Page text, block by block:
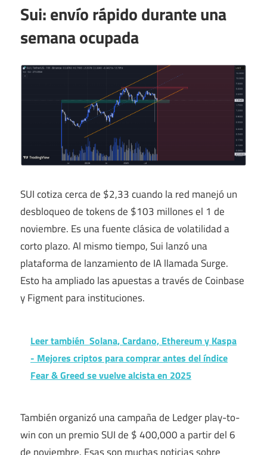
Sui: envío rápido durante una
semana ocupada
SUI cotiza cerca de $2,33 cuando la red manejó un
desbloqueo de tokens de $103 millones el 1 de
noviembre. Es una fuente clásica de volatilidad a
corto plazo. Al mismo tiempo, Sui lanzó una
plataforma de lanzamiento de IA llamada Surge.
Esto ha ampliado las apuestas a través de Coinbase
y Figment para instituciones.
Leer también Solana, Cardano, Ethereum y Kaspa
- Mejores criptos para comprar antes del índice
Fear & Greed se vuelve alcista en 2025
También organizó una campaña de Ledger play-to-
win con un premio SUI de $ 400,000 a partir del 6